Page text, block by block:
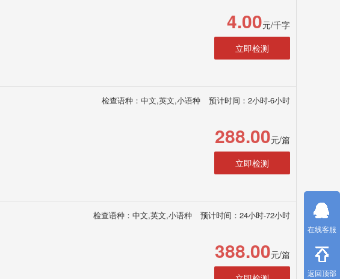
4.00元/千字
立即检测
检查语种：中文,英文,小语种 预计时间：2小时-6小时
288.00元/篇
立即检测
检查语种：中文,英文,小语种 预计时间：24小时-72小时
388.00元/篇
在线客服
返回顶部